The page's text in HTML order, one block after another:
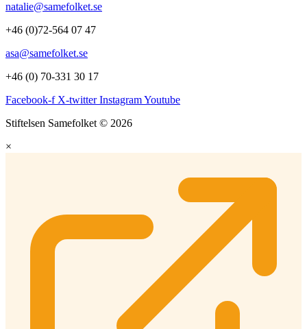
natalie@samefolket.se
+46 (0)72-564 07 47
asa@samefolket.se
+46 (0) 70-331 30 17
Facebook-f X-twitter InstagramYoutube
Stiftelsen Samefolket © 2026
×